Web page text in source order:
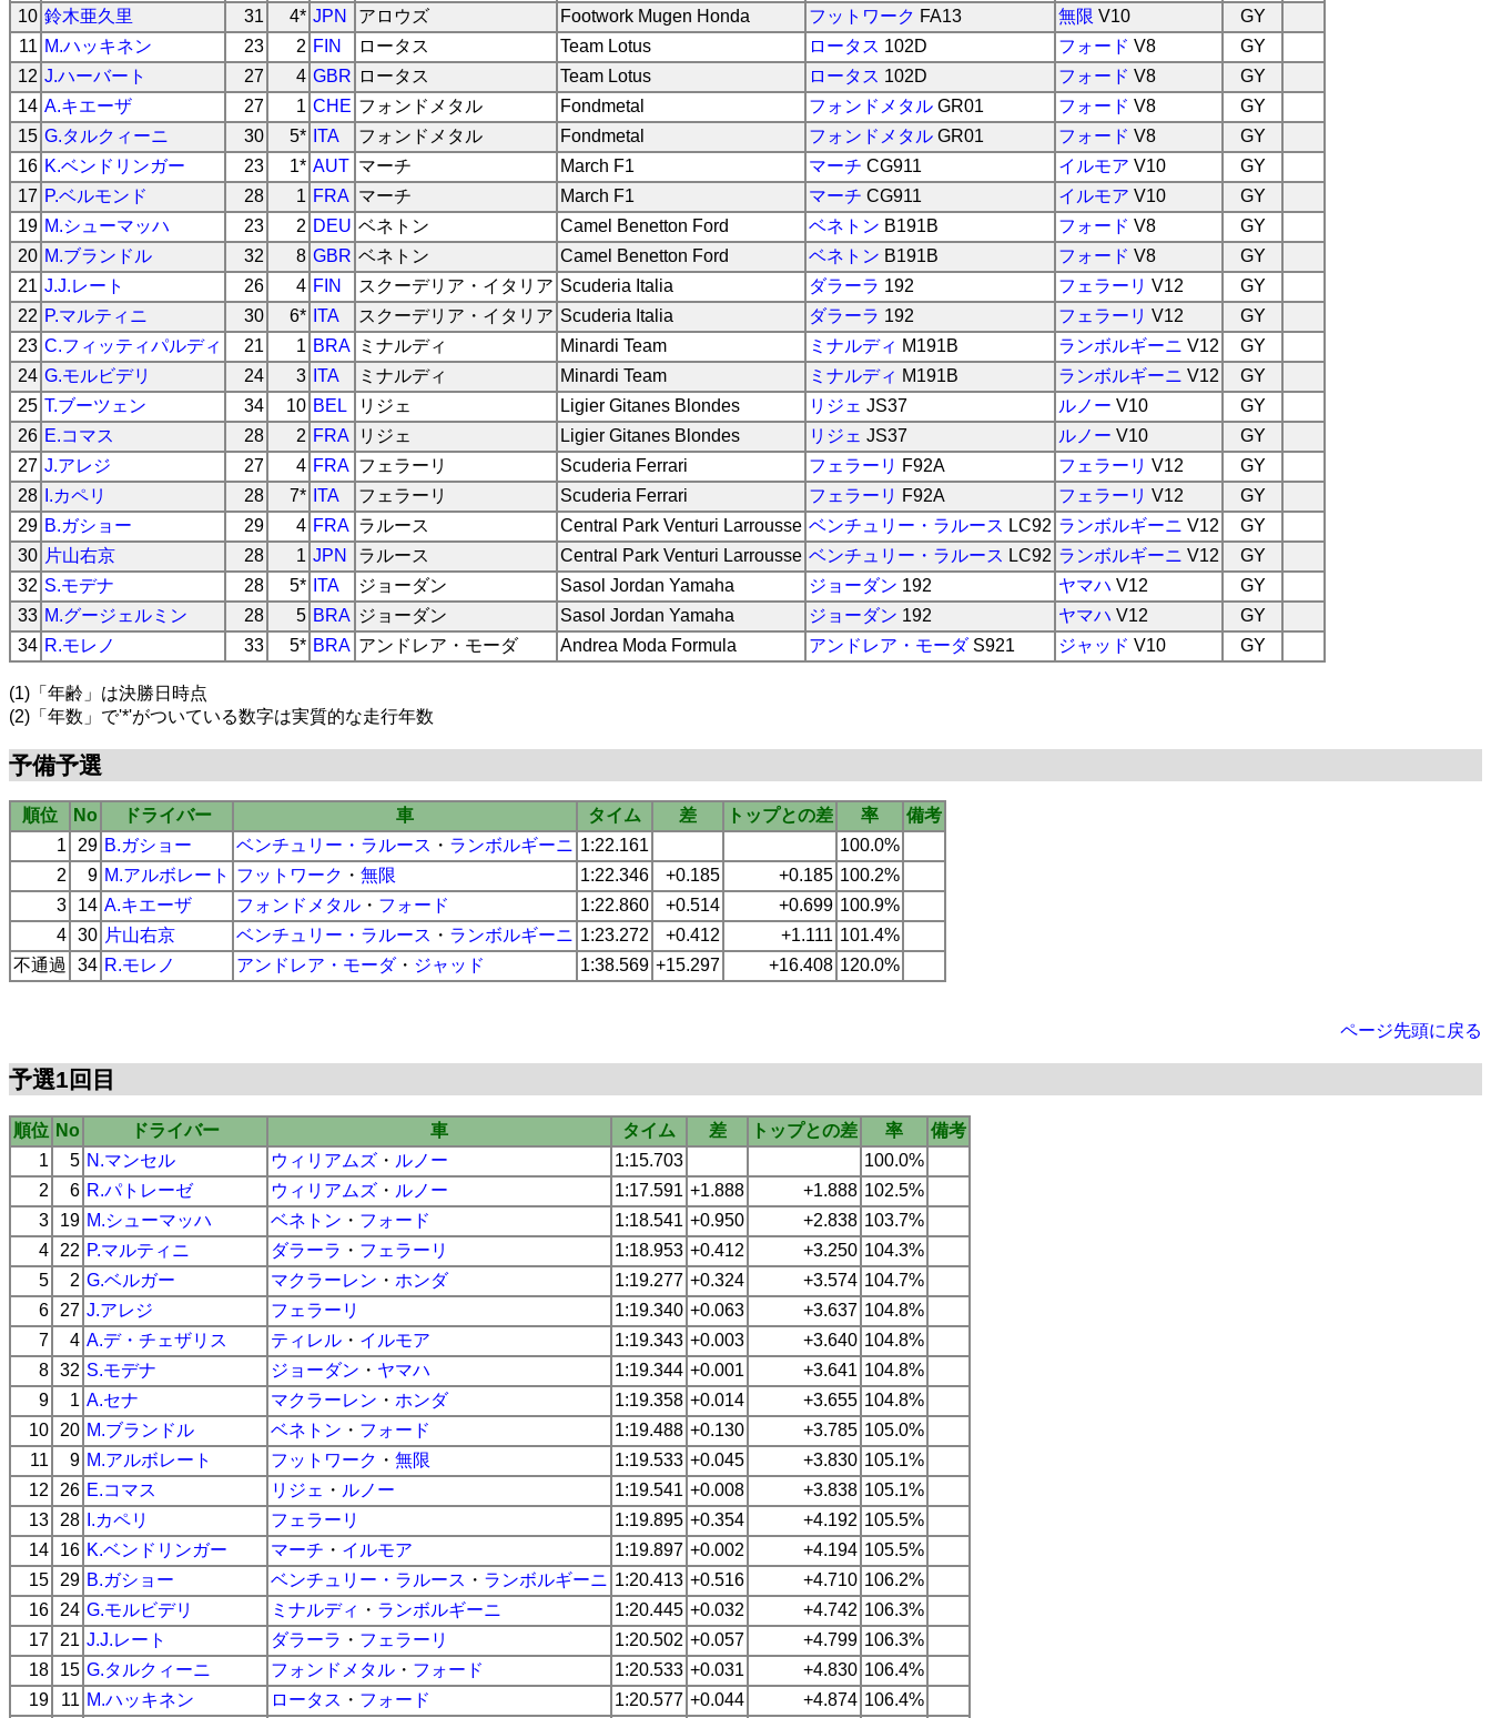
10 鈴木亜久里 31 4* JPN アロウズ Footwork Mugen Honda フットワーク FA13 無限 V10
GY
11 M.ハッキネン 23 2 FIN ロータス Team Lotus ロータス 102D フォード V8
GY
12 J.ハーバート 27 4 GBR ロータス Team Lotus ロータス 102D フォード V8
GY
14 A.キエーザ 27 1 CHE フォンドメタル Fondmetal フォンドメタル GR01 フォード V8
GY
15 G.タルクィーニ 30 5* ITA フォンドメタル Fondmetal フォンドメタル GR01 フォード V8
GY
16 K.ベンドリンガー 23 1* AUT マーチ March F1 マーチ CG911 イルモア V10
GY
17 P.ベルモンド 28 1 FRA マーチ March F1 マーチ CG911 イルモア V10
GY
19 M.シューマッハ 23 2 DEU ベネトン Camel Benetton Ford ベネトン B191B フォード V8
GY
20 M.ブランドル 32 8 GBR ベネトン Camel Benetton Ford ベネトン B191B フォード V8
GY
21 J.J.レート 26 4 FIN スクーデリア・イタリア Scuderia Italia ダラーラ 192 フェラーリ V12
GY
22 P.マルティニ 30 6* ITA スクーデリア・イタリア Scuderia Italia ダラーラ 192 フェラーリ V12
GY
23 C.フィッティパルディ 21 1 BRA ミナルディ Minardi Team ミナルディ M191B ランボルギーニ V12
GY
24 G.モルビデリ 24 3 ITA ミナルディ Minardi Team ミナルディ M191B ランボルギーニ V12
GY
25 T.ブーツェン 34 10 BEL リジェ Ligier Gitanes Blondes リジェ JS37 ルノー V10
GY
26 E.コマス 28 2 FRA リジェ Ligier Gitanes Blondes リジェ JS37 ルノー V10
GY
27 J.アレジ 27 4 FRA フェラーリ Scuderia Ferrari フェラーリ F92A フェラーリ V12
GY
28
I.カペリ 28 7* ITA フェラーリ Scuderia Ferrari フェラーリ F92A フェラーリ V12
GY
29 B.ガショー 29 4 FRA ラルース Central Park Venturi Larrousse ベンチュリー・ラルース LC92 ランボルギーニ V12
GY
30 片山右京 28 1 JPN ラルース Central Park Venturi Larrousse ベンチュリー・ラルース LC92 ランボルギーニ V12
GY
32 S.モデナ 28 5* ITA ジョーダン Sasol Jordan Yamaha ジョーダン 192 ヤマハ V12
GY
33 M.グージェルミン 28 5 BRA ジョーダン Sasol Jordan Yamaha ジョーダン 192 ヤマハ V12
GY
34 R.モレノ 33 5* BRA アンドレア・モーダ Andrea Moda Formula アンドレア・モーダS921 ジャッド V10 GY
(1)「年齢」は決勝日時点
(2)「年数」で'*'がついている数字は実質的な走行年数
予備予選
順位 No ドライバー 車 タイム 差 トップとの差 率
備考
1
29 B.ガショー ベンチュリー・ラルース ・ ランボルギーニ 1:22.161
100.0%
2
9 M.アルボレート フットワーク ・ 無限 1:22.346 +0.185 +0.185 100.2%
3
14 A.キエーザ フォンドメタル ・ フォード 1:22.860 +0.514 +0.699 100.9%
4 30 片山右京 ベンチュリー・ラルース ・ ランボルギーニ 1:23.272 +0.412 +1.111 101.4%
不通過
34 R.モレノ アンドレア・モーダ・ ジャッド 1:38.569 +15.297 +16.408 120.0%
ページ先頭に戻る
予選1回目
順位 No ドライバー 車 タイム 差 トップとの差 率
備考
1
5 N.マンセル ウィリアムズ ・ ルノー 1:15.703
100.0%
2
6 R.パトレーゼ ウィリアムズ ・ ルノー 1:17.591 +1.888 +1.888 102.5%
3
19 M.シューマッハ ベネトン ・ フォード 1:18.541 +0.950 +2.838 103.7%
4
22 P.マルティニ ダラーラ ・ フェラーリ 1:18.953 +0.412 +3.250 104.3%
5
2 G.ベルガー マクラーレン ・ ホンダ 1:19.277 +0.324 +3.574 104.7%
6
27 J.アレジ フェラーリ 1:19.340 +0.063 +3.637 104.8%
7
4 A.デ・チェザリス ティレル ・ イルモア 1:19.343 +0.003 +3.640 104.8%
8 32 S.モデナ ジョーダン ・ ヤマハ 1:19.344 +0.001 +3.641 104.8%
9
1 A.セナ マクラーレン ・ ホンダ 1:19.358 +0.014 +3.655 104.8%
10
20 M.ブランドル ベネトン ・ フォード 1:19.488 +0.130 +3.785 105.0%
11
9 M.アルボレート フットワーク ・ 無限 1:19.533 +0.045 +3.830 105.1%
12
26 E.コマス リジェ ・ ルノー 1:19.541 +0.008 +3.838 105.1%
13
28 I.カペリ フェラーリ 1:19.895 +0.354 +4.192 105.5%
14
16 K.ベンドリンガー マーチ ・ イルモア 1:19.897 +0.002 +4.194 105.5%
15
29 B.ガショー ベンチュリー・ラルース ・ ランボルギーニ 1:20.413 +0.516 +4.710 106.2%
16
24 G.モルビデリ ミナルディ ・ ランボルギーニ 1:20.445 +0.032 +4.742 106.3%
17
21 J.J.レート ダラーラ ・ フェラーリ 1:20.502 +0.057 +4.799 106.3%
18
15 G.タルクィーニ フォンドメタル ・ フォード 1:20.533 +0.031 +4.830 106.4%
19
11 M.ハッキネン ロータス ・ フォード 1:20.577 +0.044 +4.874 106.4%